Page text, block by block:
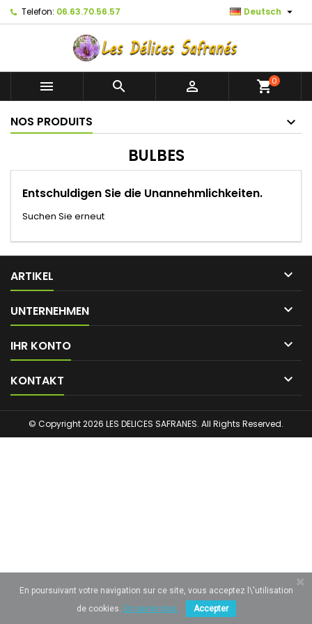
Telefon: 06.63.70.56.57 Deutsch 
   shopping_cart0
NOS PRODUITS
BULBES
Entschuldigen Sie die Unannehmlichkeiten.
Suchen Sie erneut
ARTIKEL 
UNTERNEHMEN 
IHR KONTO 
KONTAKT 
© Copyright 2026 LES DELICES SAFRANES. All Rights Reserved.
En poursuivant votre navigation sur ce site, vous acceptez l\'utilisation
de cookies. En savoir plus. Accepter